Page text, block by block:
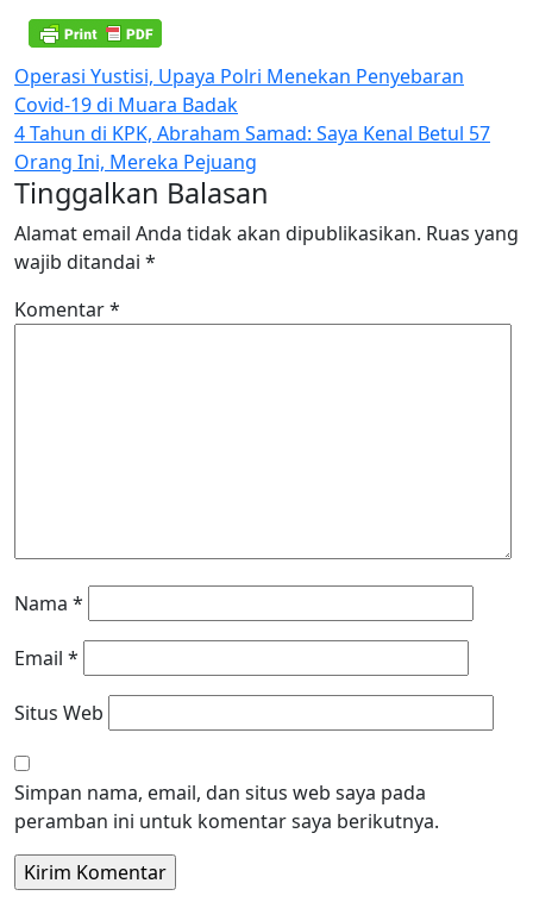
Navigasi
pos
Operasi Yustisi, Upaya Polri Menekan Penyebaran
Covid-19 di Muara Badak
4 Tahun di KPK, Abraham Samad: Saya Kenal Betul 57
Orang Ini, Mereka Pejuang
Tinggalkan Balasan
Alamat email Anda tidak akan dipublikasikan. Ruas yang
wajib ditandai *
Komentar*
Nama *
Email *
Situs Web
Simpan nama, email, dan situs web saya pada
peramban ini untuk komentar saya berikutnya.